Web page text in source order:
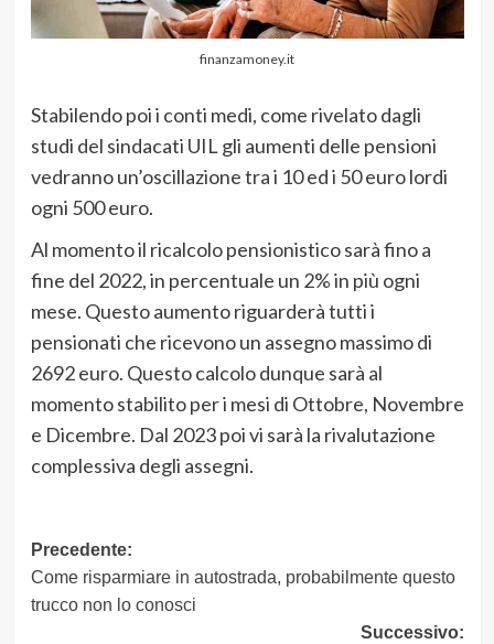
finanzamoney.it
Stabilendo poi i conti medi, come rivelato dagli
studi del sindacati UIL gli aumenti delle pensioni
vedranno un’oscillazione tra i 10 ed i 50 euro lordi
ogni 500 euro.
Al momento il ricalcolo pensionistico sarà fino a
fine del 2022, in percentuale un 2% in più ogni
mese. Questo aumento riguarderà tutti i
pensionati che ricevono un assegno massimo di
2692 euro. Questo calcolo dunque sarà al
momento stabilito per i mesi di Ottobre, Novembre
e Dicembre. Dal 2023 poi vi sarà la rivalutazione
complessiva degli assegni.
Navigazione
articolo
Precedente:
Come risparmiare in autostrada, probabilmente questo
trucco non lo conosci
Successivo: